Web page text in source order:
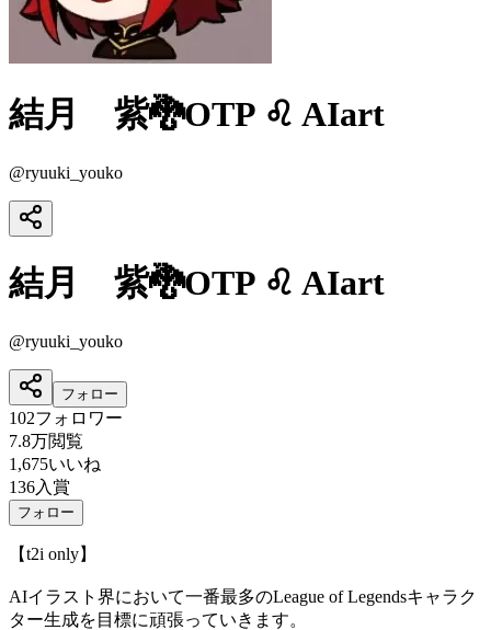
結月 紫🐉OTP ♌ AIart
@ryuuki_youko
結月 紫🐉OTP ♌ AIart
@ryuuki_youko
フォロー
102フォロワー
7.8万閲覧
1,675いいね
136入賞
フォロー
【t2i only】
AIイラスト界において一番最多のLeague of Legendsキャラク
ター生成を目標に頑張っていきます。